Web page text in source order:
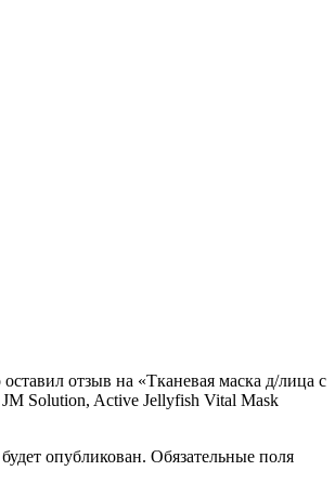
отзыв на «Тканевая маска д/лица с
Solution, Active Jellyfish Vital Mask
опубликован. Обязательные поля